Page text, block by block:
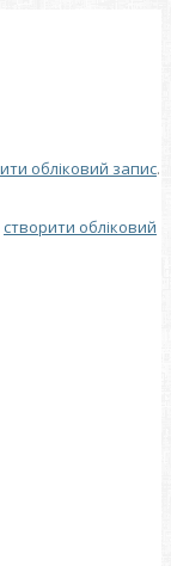
обліковий запис.
створити обліковий